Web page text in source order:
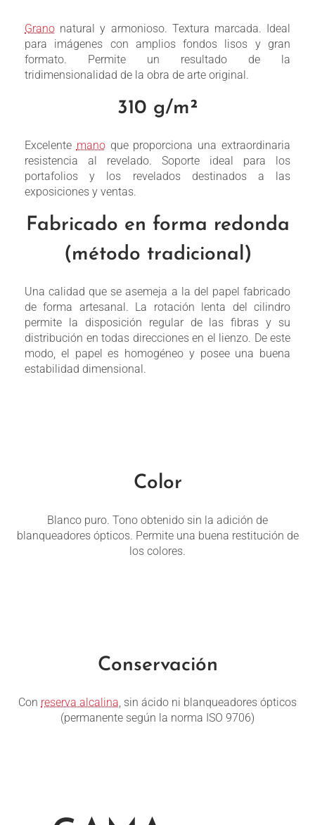
Grano natural y armonioso. Textura marcada. Ideal
para imágenes con amplios fondos lisos y gran
formato. Permite un resultado de la
tridimensionalidad de la obra de arte original.
310 g/m²
Excelente manoque proporciona una extraordinaria
resistencia al revelado. Soporte ideal para los
portafolios y los revelados destinados a las
exposiciones y ventas.
Fabricado en forma redonda
(método tradicional)
Una calidad que se asemeja a la del papel fabricado
de forma artesanal. La rotación lenta del cilindro
permite la disposición regular de las fibras y su
distribución en todas direcciones en el lienzo. De este
modo, el papel es homogéneo y posee una buena
estabilidad dimensional.
Color
Blanco puro. Tono obtenido sin la adición de
blanqueadores ópticos. Permite una buena restitución de
los colores.
Conservación
Con reserva alcalina, sin ácido ni blanqueadores ópticos
(permanente según la norma ISO 9706)